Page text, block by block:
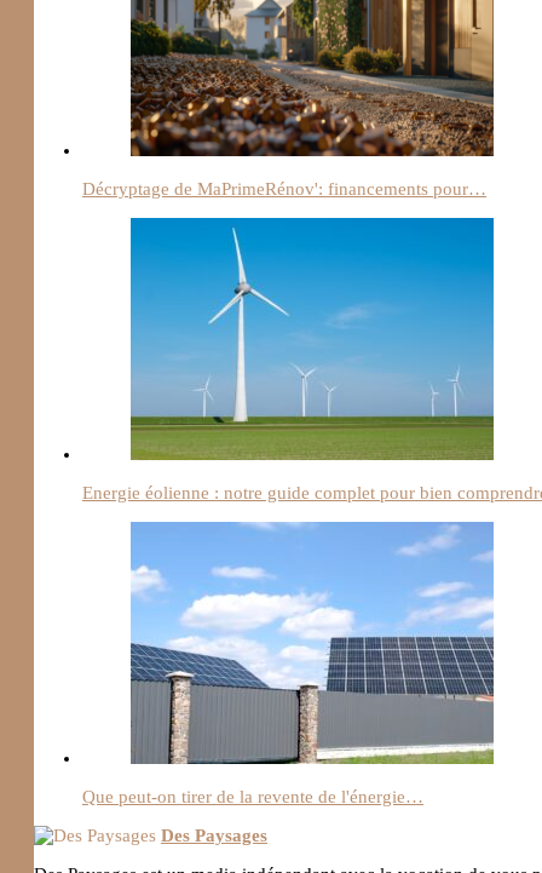
Décryptage de MaPrimeRénov': financements pour…
Energie éolienne : notre guide complet pour bien
Que peut-on tirer de la revente de l'énergie…
Des Paysages